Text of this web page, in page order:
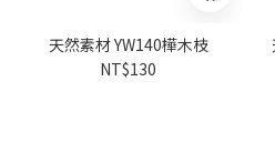
天然素材 YW140樺木枝
NT$130